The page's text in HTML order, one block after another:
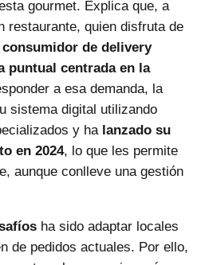
gourmet. Explica que, a
restaurante, quien disfruta de
de delivery
puntual centrada en la
a esa demanda, la
sistema digital utilizando
y ha lanzado su
en 2024, lo que les permite
aunque conlleve una gestión
ha sido adaptar locales
de pedidos actuales. Por ello,